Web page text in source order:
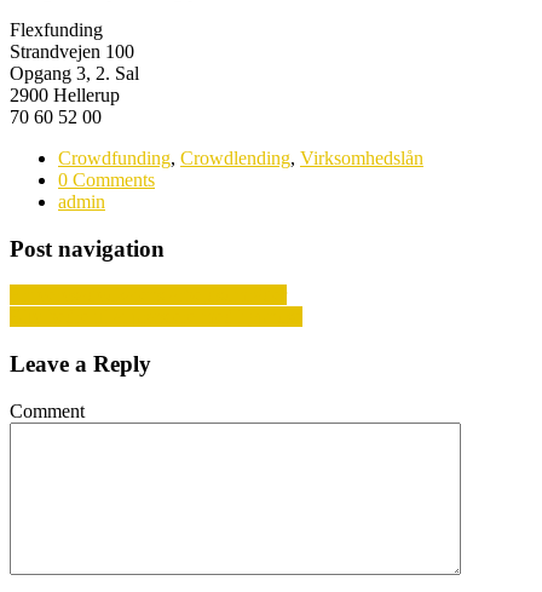
Flexfunding
Strandvejen 100
Opgang 3, 2. Sal
2900 Hellerup
70 60 52 00
Crowdfunding, Crowdlending, Virksomhedslån
0 Comments
admin
Post navigation
Leave a Reply
Comment